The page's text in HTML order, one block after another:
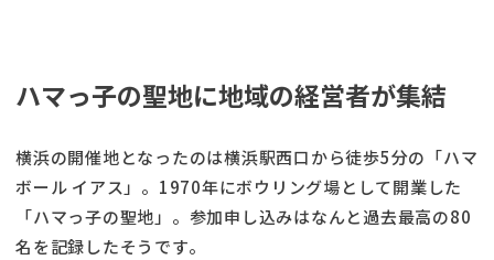
ハマっ子の聖地に地域の経営者が集結
横浜の開催地となったのは横浜駅西口から徒歩5分の「ハマ
ボール イアス」。1970年にボウリング場として開業した
「ハマっ子の聖地」。参加申し込みはなんと過去最高の80
名を記録したそうです。